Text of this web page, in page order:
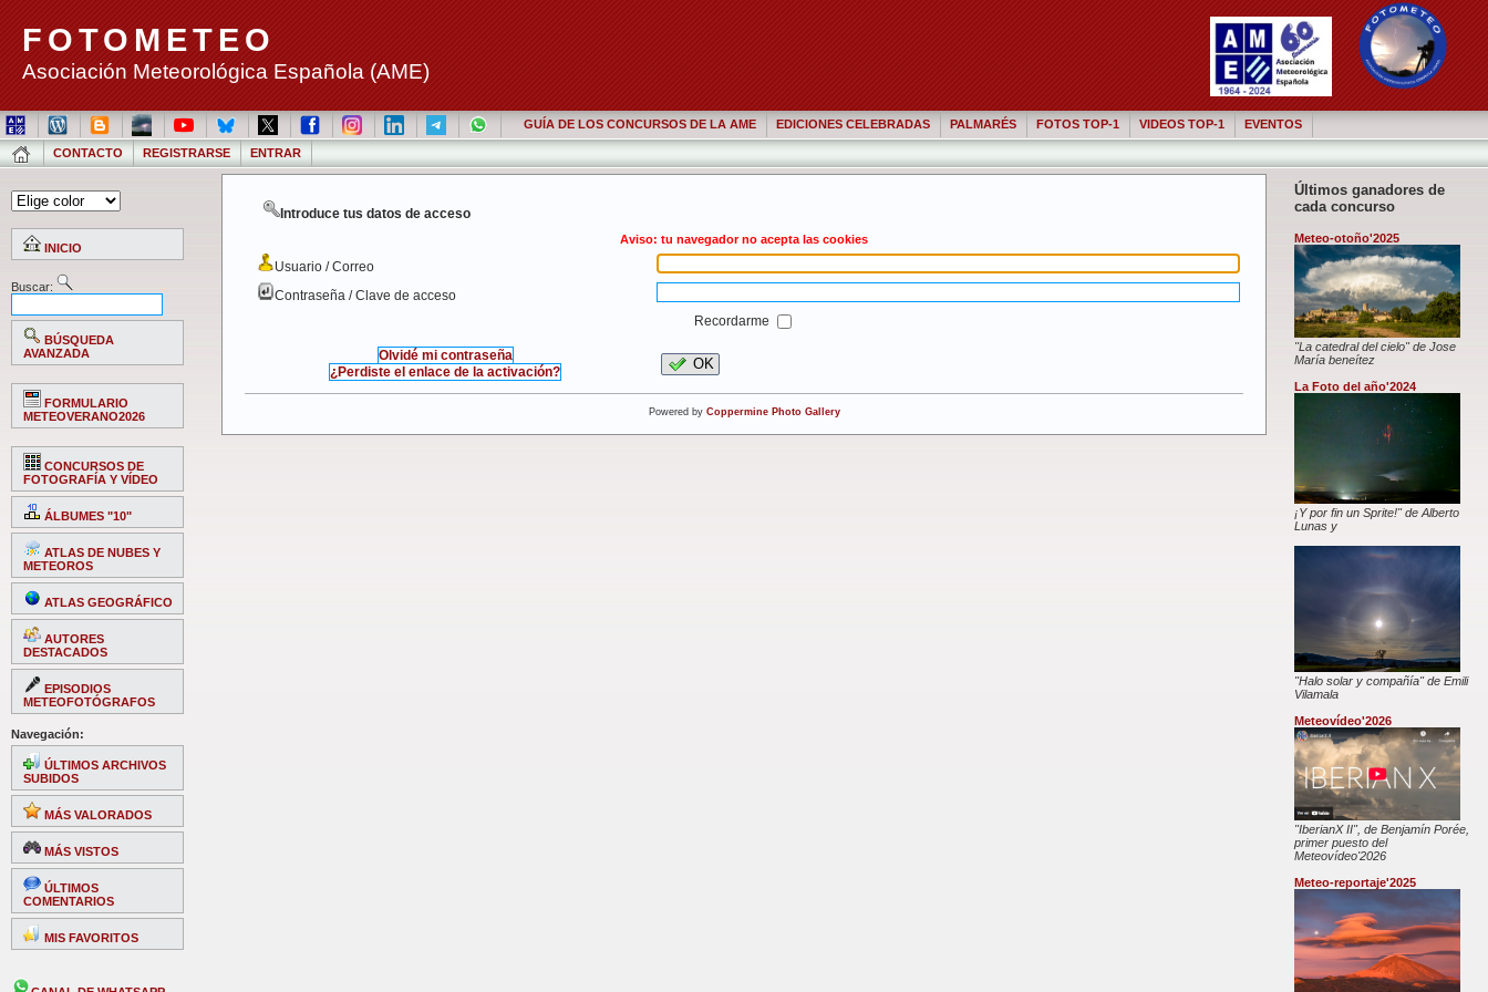
FOTOMETEO
Asociación Meteorológica Española (AME)
GUÍA DE LOS CONCURSOS DE LA AME EDICIONES CELEBRADAS PALMARÉS FOTOS TOP-1 VIDEOS TOP-1 EVENTOS
CONTACTO REGISTRARSE ENTRAR
INICIO
Buscar:
BÚSQUEDA
AVANZADA
FORMULARIO
METEOVERANO2026
CONCURSOS DE
FOTOGRAFÍA Y VÍDEO
ÁLBUMES "10"
ATLAS DE NUBES Y
METEOROS
ATLAS GEOGRÁFICO
AUTORES
DESTACADOS
EPISODIOS
METEOFOTÓGRAFOS
Navegación:
ÚLTIMOS ARCHIVOS
SUBIDOS
MÁS VALORADOS
MÁS VISTOS
ÚLTIMOS
COMENTARIOS
MIS FAVORITOS
Últimos ganadores de
cada concurso
Meteo-otoño'2025
"La catedral del cielo" de Jose
María beneítez
La Foto del año'2024
¡Y por fin un Sprite!" de Alberto
Lunas y
"Halo solar y compañía" de Emili
Vilamala
Meteovídeo'2026
"IberianX II", de Benjamín Porée,
primer puesto del
Meteovídeo'2026
Meteo-reportaje'2025
Introduce tus datos de acceso
Aviso: tu navegador no acepta las cookies
Usuario / Correo
Contraseña / Clave de acceso
Recordarme
Olvidé mi contraseña
¿Perdiste el enlace de la activación?
OK
Powered by Coppermine Photo Gallery